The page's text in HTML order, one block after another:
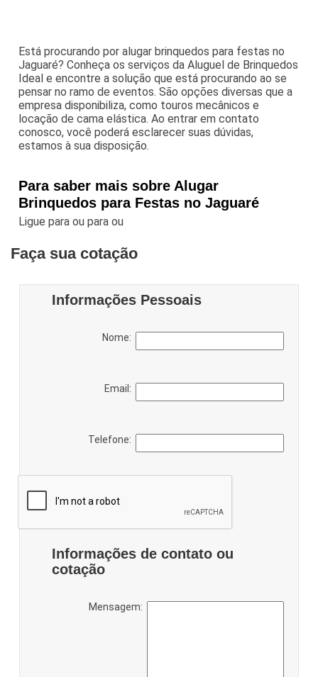
Está procurando por alugar brinquedos para festas no
Jaguaré? Conheça os serviços da Aluguel de Brinquedos
Ideal e encontre a solução que está procurando ao se
pensar no ramo de eventos. São opções diversas que a
empresa disponibiliza, como touros mecânicos e
locação de cama elástica. Ao entrar em contato
conosco, você poderá esclarecer suas dúvidas,
estamos à sua disposição.
Para saber mais sobre Alugar
Brinquedos para Festas no Jaguaré
Ligue paraou paraou
Faça sua cotação
Informações Pessoais
Nome:
Email:
Telefone:
Informações de contato ou
cotação
Mensagem: